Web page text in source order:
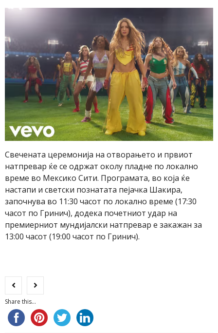
Свечената церемонија на отворањето и првиот
натпревар ќе се одржат околу пладне по локално
време во Мексико Сити. Програмата, во која ќе
настапи и светски познатата пејачка Шакира,
започнува во 11:30 часот по локално време (17:30
часот по Гринич), додека почетниот удар на
премиерниот мундијалски натпревар е закажан за
13:00 часот (19:00 часот по Гринич).
Share this...